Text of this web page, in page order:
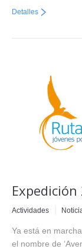
Detalles
Expedición
Actividades
Ya está en
el nombre de